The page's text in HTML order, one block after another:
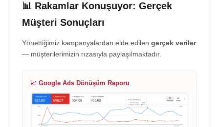
📊 Rakamlar Konuşuyor: Gerçek
Müşteri Sonuçları
Yönettiğimiz kampanyalardan elde edilen gerçek veriler
— müşterilerimizin rızasıyla paylaşılmaktadır.
📈 Google Ads Dönüşüm Raporu